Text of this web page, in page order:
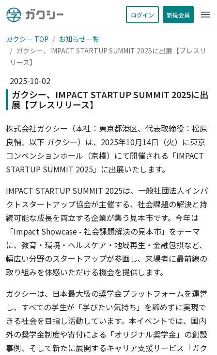
ログイン 新規会員 menu
ガクシー TOP
お知らせ一覧
ガクシー、IMPACT STARTUP SUMMIT 2025に出展【プレスリ
リース】
2025-10-02
ガクシー、IMPACT STARTUP SUMMIT 2025に出
展【プレスリリース】
株式会社ガクシー（本社：東京都港区、代表取締役：松原
良輔、以下 ガクシー）は、2025年10月14日（火）に東京
コンベンションホール（京橋）にて開催される「IMPACT
STARTUP SUMMIT 2025」に出展いたします。
IMPACT STARTUP SUMMIT 2025は、一般社団法人インパ
クトスタートアップ協会が主催する、社会課題の解決と持
続可能な成長を両立する企業が集う見本市です。今年は
「Impact Showcase - 社会課題解決の見本市」をテーマ
に、教育・環境・ヘルスケア・地域再生・金融包摂など、
幅広い分野のスタートアップが参画し、来場者に最前線の
取り組みを体感いただける機会を提供します。
ガクシーは、日本最大級の奨学金プラットフォームを運営
し、すべての学生が「学びたい気持ち」を諦めずに実現で
きる社会を目指し活動しています。本イベントでは、国内
外の奨学金制度や寄付による「オリジナル奨学金」の創設
事例、そして新たに展開するキャリア支援サービス「ガク